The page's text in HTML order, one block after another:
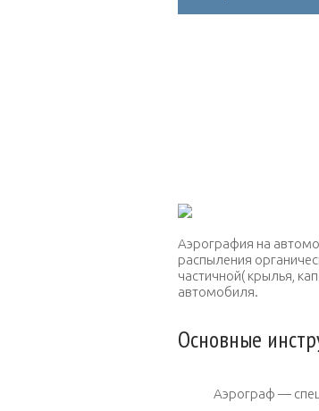
Аэрография на
распыления
частичной( крылья,
автомобиля.
Основные
Аэрограф —